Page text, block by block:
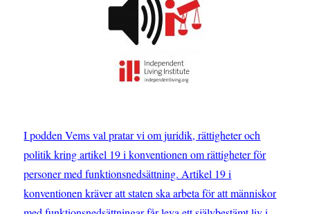
I podden Vems val pratar vi om juridik, rättigheter och
politik kring artikel 19 i konventionen om rättigheter för
personer med funktionsnedsättning. Artikel 19 i
konventionen kräver att staten ska arbeta för att människor